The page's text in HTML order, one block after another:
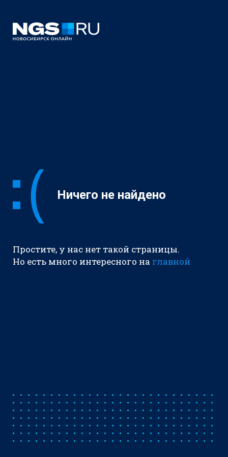
Ничего не найдено
Простите, у нас нет такой страницы.
Но есть много интересного на главной